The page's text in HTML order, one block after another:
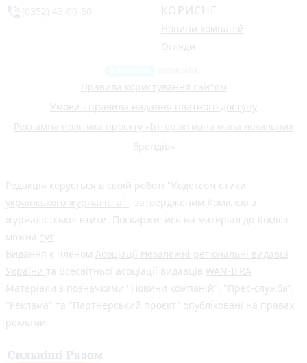
КОРИСНЕ
Новини компаній
Огляди
Правила користування сайтом
Умови і правила надання платного доступу
Рекламна політика проєкту «Інтерактивна мапа локальних
брендів»
Редакція керується в своїй роботі "Кодексом етики
українського журналіста"
, затвердженим Комісією з
журналістської етики. Поскаржитись на матеріал до Комісії
можна тут
Видання є членом Асоціації Незалежні регіональні видавці
України та Всесвітньої асоціації видавців WAN-IFRA
Матеріали з позначками "Новини компаній", "Прес-служба",
"Реклама" та "Партнерський проєкт" опубліковані на правах
реклами.